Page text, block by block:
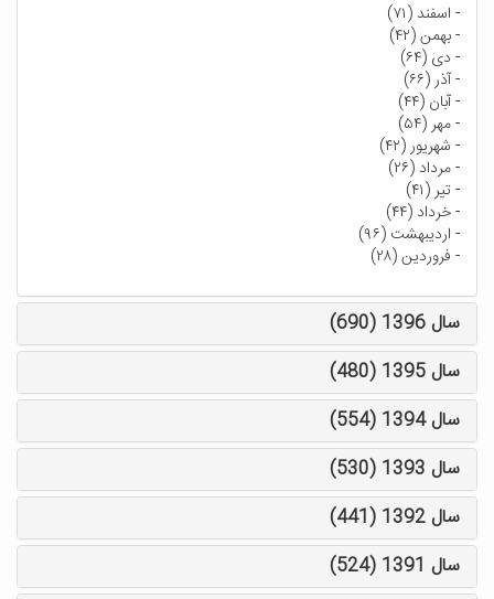
- اسفند (۷۱)
-بهمن (۴۲)
- دی (۶۴)
-آذر (۶۶)
-آبان (۴۴)
-مهر (۵۴)
- شهریور (۴۲)
-مرداد (۲۶)
-تیر (۴۱)
-خرداد (۴۴)
- اردیبهشت (۹۶)
- فروردین (۲۸)
سال 1396 (690)
سال 1395 (480)
سال 1394 (554)
سال 1393 (530)
سال 1392 (441)
سال 1391 (524)